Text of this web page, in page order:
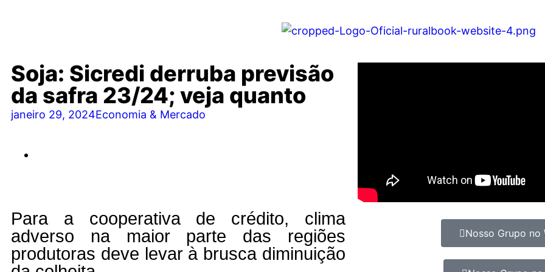
Soja: Sicredi derruba previsão
da safra 23/24; veja quanto
janeiro 29, 2024Economia & Mercado
Para a cooperativa de crédito, clima
adverso na maior parte das regiões
produtoras deve levar à brusca diminuição
Nosso Grupo no